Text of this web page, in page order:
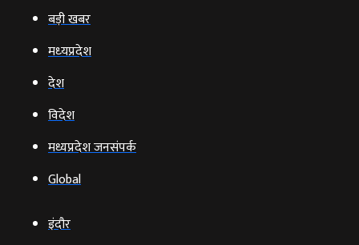
बड़ी खबर
मध्‍यप्रदेश
देश
विदेश
मध्यप्रदेश जनसंपर्क
Global
इंदौर